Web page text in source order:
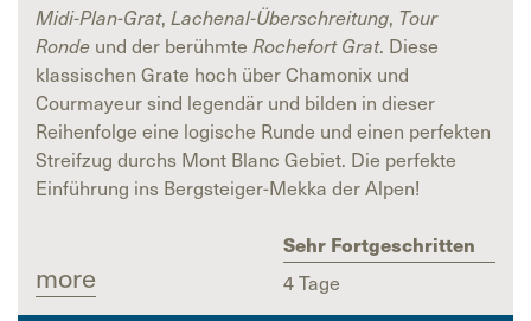
Midi-Plan-Grat, Lachenal-Überschreitung, Tour
Ronde und der berühmte Rochefort Grat. Diese
klassischen Grate hoch über Chamonix und
Courmayeur sind legendär und bilden in dieser
Reihenfolge eine logische Runde und einen perfekten
Streifzug durchs Mont Blanc Gebiet. Die perfekte
Einführung ins Bergsteiger-Mekka der Alpen!
more
Sehr Fortgeschritten
4 Tage